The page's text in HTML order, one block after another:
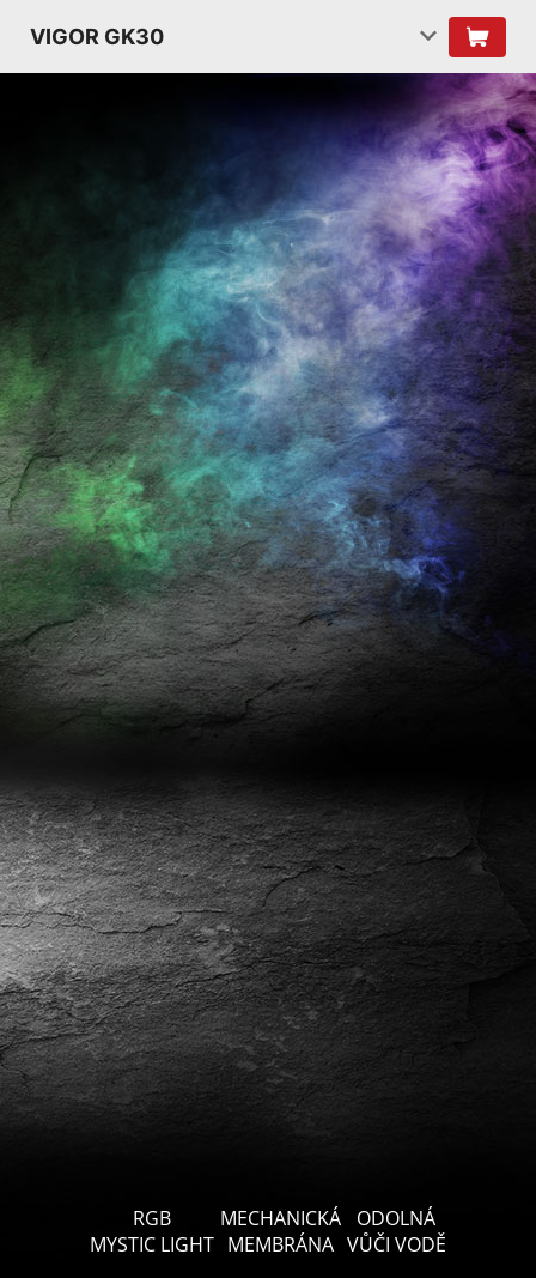
VIGOR GK30
RGB
MYSTIC LIGHT
MECHANICKÁ
MEMBRÁNA
ODOLNÁ
VŮČI VODĚ